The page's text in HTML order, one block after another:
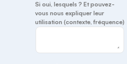
Si oui, lesquels ? Et pouvez-
vous nous expliquer leur
utilisation (contexte, fréquence)